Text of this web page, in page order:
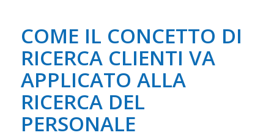
COME IL CONCETTO DI
RICERCA CLIENTI VA
APPLICATO ALLA
RICERCA DEL
PERSONALE